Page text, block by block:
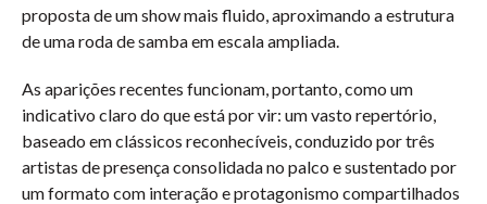
proposta de um show mais fluido, aproximando a estrutura
de uma roda de samba em escala ampliada.
As aparições recentes funcionam, portanto, como um
indicativo claro do que está por vir: um vasto repertório,
baseado em clássicos reconhecíveis, conduzido por três
artistas de presença consolidada no palco e sustentado por
um formato com interação e protagonismo compartilhados